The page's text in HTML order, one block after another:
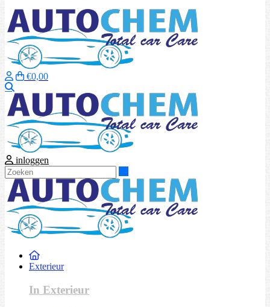
€0,00
inloggen
Exterieur
In Exterieur